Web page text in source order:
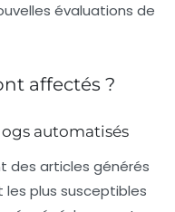
évaluations de
affectés ?
automatisés
des articles générés
les plus susceptibles